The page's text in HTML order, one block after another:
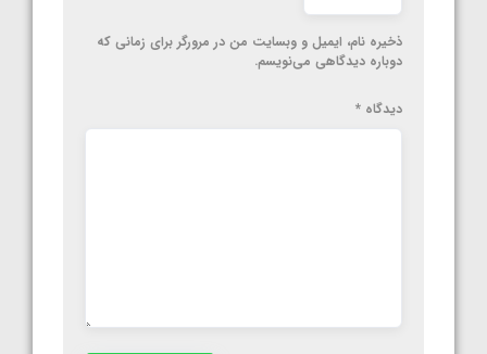
ذخیره نام، ایمیل و وبسایت من در مرورگر برای زمانی که
دوباره دیدگاهی می‌نویسم.
دیدگاه *